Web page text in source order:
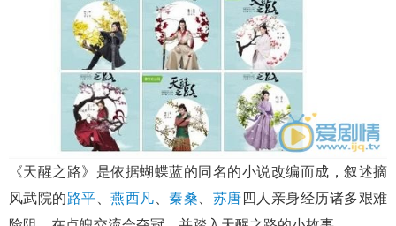
《天醒之路》是依据蝴蝶蓝的同名的小说改编而成，叙述摘
风武院的路平 、燕西凡 、秦桑 苏唐 四人亲身经历诸多艰难